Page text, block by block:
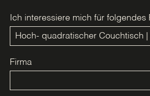
Ich interessiere mich für folgendes
Firma